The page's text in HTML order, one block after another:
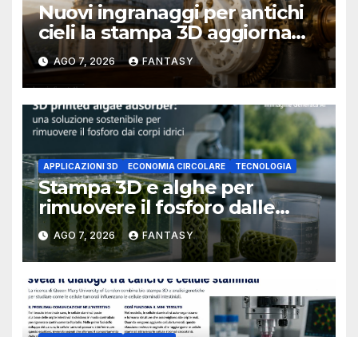
Nuovi ingranaggi per antichi
cieli la stampa 3D aggiorna
un osservatorio del 1930 della
University of Arkansas at
Little Rock
AGO 7, 2026 FANTASY
APPLICAZIONI 3D ECONOMIA CIRCOLARE TECNOLOGIA
Stampa 3D e alghe per
rimuovere il fosforo dalle
acque il progetto della
Florida Atlantic University
AGO 7, 2026 FANTASY